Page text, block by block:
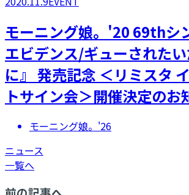
モーニング娘。'20 69thシ
エビデンス/ギューされた
に』 発売記念 ＜リミスタ
トサイン会＞開催決定のお
モーニング娘。'26
ニュース
一覧へ